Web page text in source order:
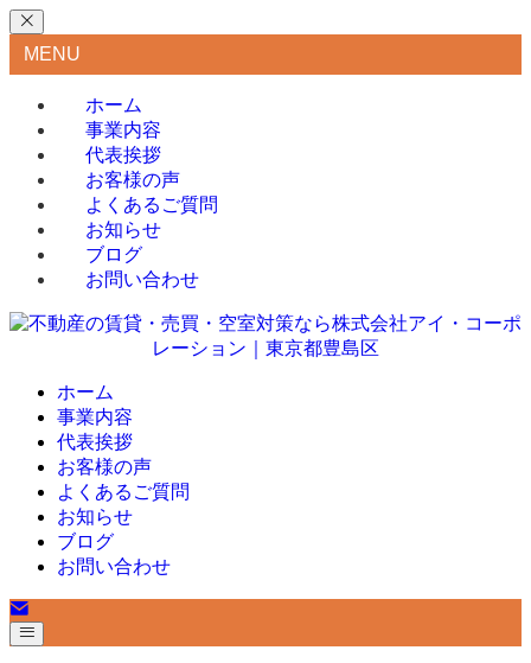
MENU
ホーム
事業内容
代表挨拶
お客様の声
よくあるご質問
お知らせ
ブログ
お問い合わせ
ホーム
事業内容
代表挨拶
お客様の声
よくあるご質問
お知らせ
ブログ
お問い合わせ